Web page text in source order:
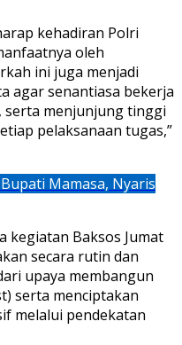
kehadiran Polri
oleh
ini juga menjadi
agar senantiasa bekerja
serta menjunjung tinggi
pelaksanaan tugas,”
Mamasa, Nyaris
kegiatan Baksos Jumat
secara rutin dan
upaya membangun
serta menciptakan
melalui pendekatan